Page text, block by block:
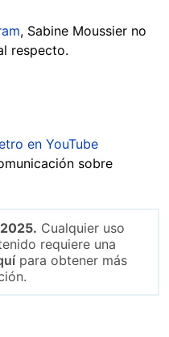
, Sabine Moussier no
respecto.
en YouTube
sobre
Cualquier uso
requiere una
para obtener más